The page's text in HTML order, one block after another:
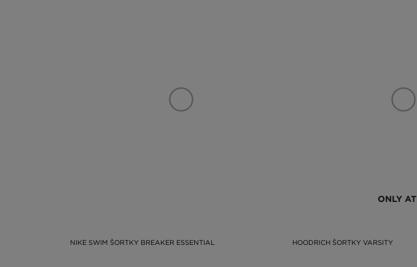
NIKE SWIM ŠORTKY BREAKER ESSENTIAL
ONLY AT
HOODRICH ŠORTKY VARSITY